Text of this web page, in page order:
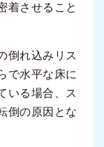
着させること
倒れ込みリス
で水平な床に
いる場合、ス
倒の原因とな